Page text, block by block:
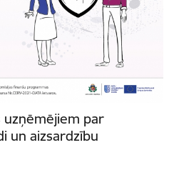
uzņēmējiem par
un aizsardzību